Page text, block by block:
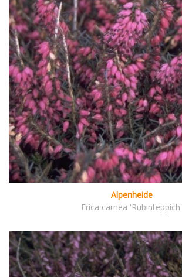
Alpenheide
Erica carnea 'Rubinteppich'